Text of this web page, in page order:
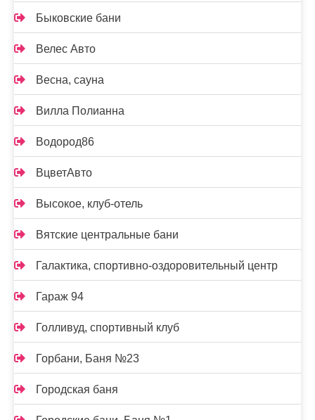
Быковские бани
Велес Авто
Весна, сауна
Вилла Полианна
Водород86
ВцветАвто
Высокое, клуб-отель
Вятские центральные бани
Галактика, спортивно-оздоровительный центр
Гараж 94
Голливуд, спортивный клуб
Горбани, Баня №23
Городская баня